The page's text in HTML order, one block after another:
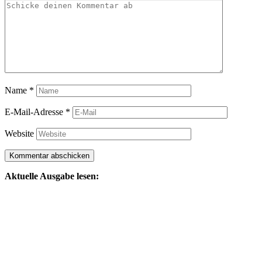
Name *
E-Mail-Adresse *
Website
Aktuelle Ausgabe lesen: